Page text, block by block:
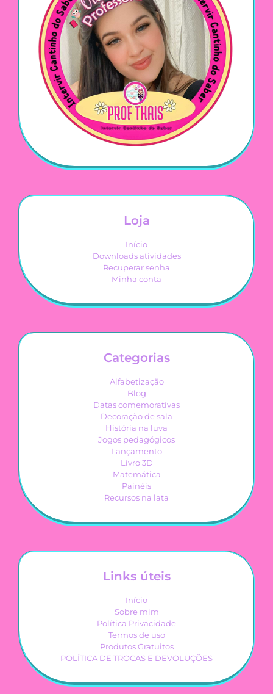
Loja
Início
Downloads atividades
Recuperar senha
Minha conta
Categorias
Alfabetização
Blog
Datas comemorativas
Decoração de sala
História na luva
Jogos pedagógicos
Lançamento
Livro 3D
Matemática
Painéis
Recursos na lata
Links úteis
Início
Sobre mim
Política Privacidade
Termos de uso
Produtos Gratuitos
POLÍTICA DE TROCAS E DEVOLUÇÕES